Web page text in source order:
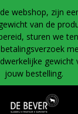
webshop, zijn
van de
sturen we
gewicht
jouw bestelling.